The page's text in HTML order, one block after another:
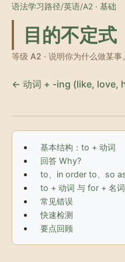
语法学习路径/英语/A2 · 基础
目的不定式
等级 A2 · 说明你为什么做某事。
← 动词 + -ing (like, love,
基本结构：to + 动词
回答 Why?
to、in order to、so
to + 动词 与 for + 名词
常见错误
快速检测
要点回顾